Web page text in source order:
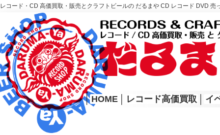
レコード・CD 高価買取・販売とクラフトビールの だるまや CD レコード DVD
レコード高価買取はこちら
HOME
│ HOME レコード高価買取 イ